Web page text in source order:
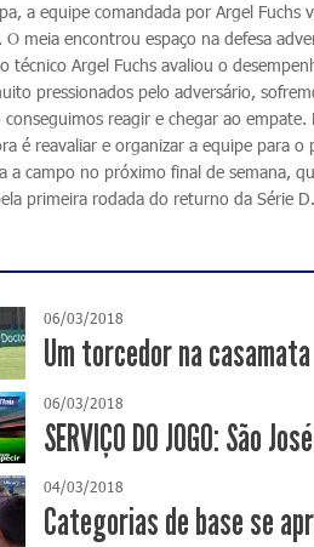
a equipe comandada por Argel
O meia encontrou espaço na defesa
técnico Argel Fuchs avaliou o
pressionados pelo adversário,
reagir e chegar ao
é reavaliar e organizar a equipe para o
a campo no próximo final de semana,
primeira rodada do returno da Série D.
06/03/2018
Um torcedor na casamata
06/03/2018
SERVIÇO DO JOGO: São
04/03/2018
Categorias de base se